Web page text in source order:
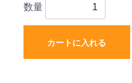
数量
カートに入れる